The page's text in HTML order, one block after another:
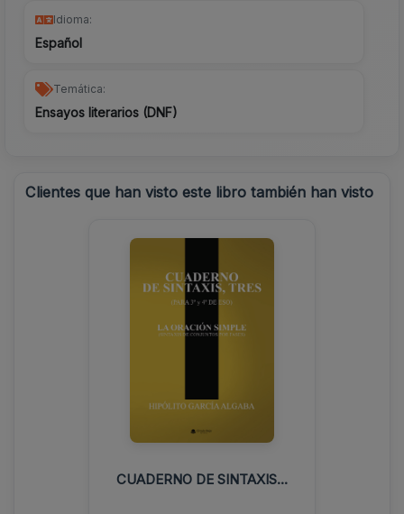
Idioma:
Español
Temática:
Ensayos literarios (DNF)
Clientes que han visto este libro también han visto
CUADERNO DE SINTAXIS...